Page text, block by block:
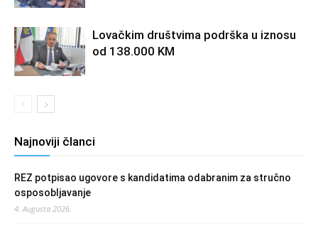
Lovačkim društvima podrška u iznosu
od 138.000 KM
Najnoviji članci
REZ potpisao ugovore s kandidatima odabranim za stručno
osposobljavanje
4. Augusta 2026.